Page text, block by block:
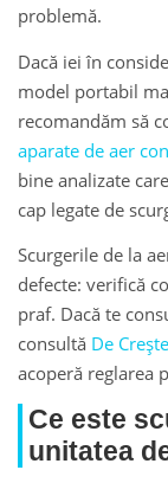
problemă.
Dacă iei în
model portabil
recomandăm să
aparate de aer
bine analizate
cap legate de
Scurgerile de la
defecte: verifică
praf. Dacă te
consultă De
acoperă reglarea
Ce este
unitatea